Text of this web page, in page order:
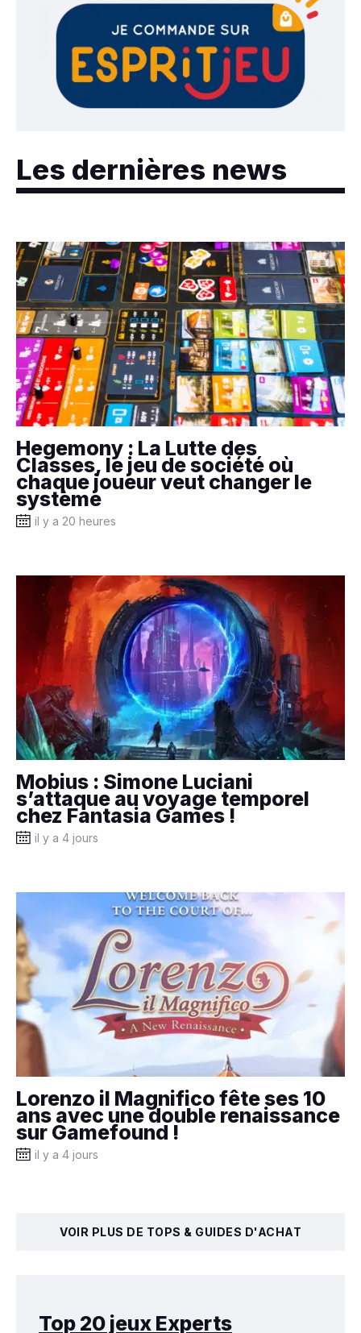
Les dernières news
Hegemony : La Lutte des
Classes, le jeu de société où
chaque joueur veut changer le
système
il y a 20 heures
Mobius : Simone Luciani
s’attaque au voyage temporel
chez Fantasia Games !
il y a 4 jours
Lorenzo il Magnifico fête ses 10
ans avec une double renaissance
sur Gamefound !
il y a 4 jours
VOIR PLUS DE TOPS & GUIDES D'ACHAT
Top 20 jeux Experts